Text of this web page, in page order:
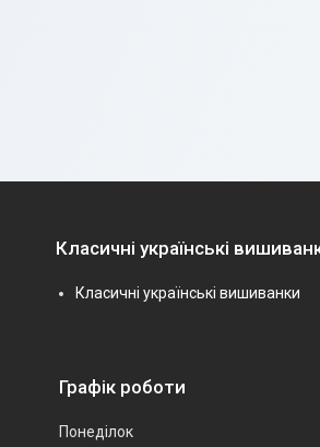
Класичні українські
Класичні українські вишиванки
Графік роботи
Понеділок